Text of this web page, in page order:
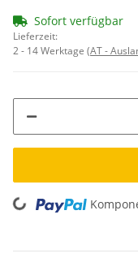
Sofort verfügbar
Lieferzeit:
2 - 14 Werktage (AT -
Loading...